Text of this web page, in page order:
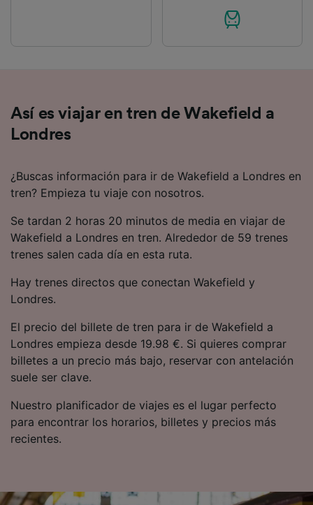
Así es viajar en tren de Wakefield a
Londres
¿Buscas información para ir de Wakefield a Londres en
tren? Empieza tu viaje con nosotros.
Se tardan 2 horas 20 minutos de media en viajar de
Wakefield a Londres en tren. Alrededor de 59 trenes
trenes salen cada día en esta ruta.
Hay trenes directos que conectan Wakefield y
Londres.
El precio del billete de tren para ir de Wakefield a
Londres empieza desde 19.98 €. Si quieres comprar
billetes a un precio más bajo, reservar con antelación
suele ser clave.
Nuestro planificador de viajes es el lugar perfecto
para encontrar los horarios, billetes y precios más
recientes.